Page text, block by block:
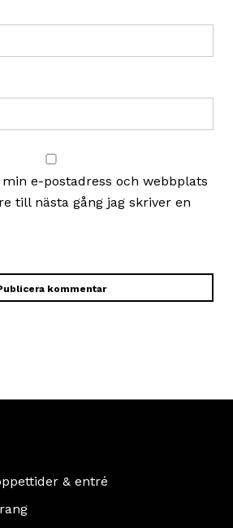
e-postadress och webbplats
till nästa gång jag skriver en
& entré